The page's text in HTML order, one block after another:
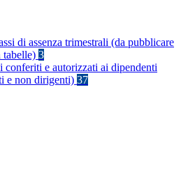
di assenza trimestrali (da pubblicare
tabelle) 3
conferiti e autorizzati ai dipendenti
e non dirigenti) 37